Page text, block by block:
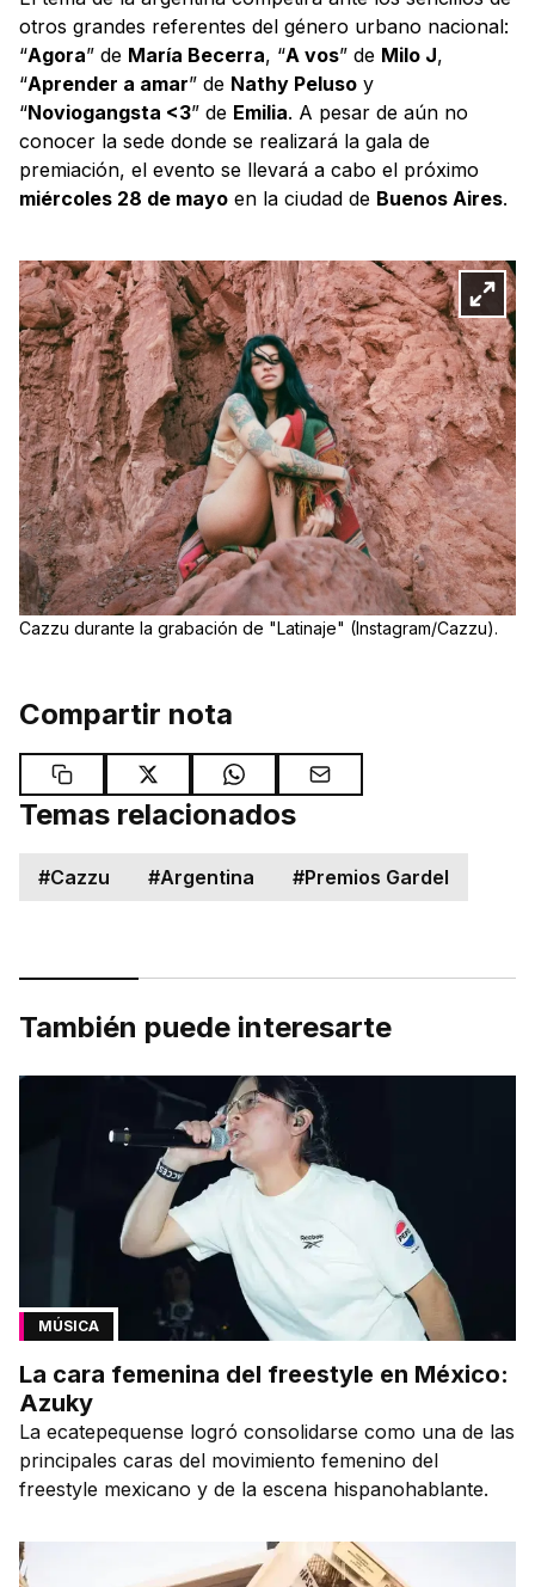
otros grandes referentes del género urbano nacional:
“Agora” de María Becerra, “A vos” de Milo J,
“Aprender a amar” de Nathy Peluso y
“Noviogangsta <3” de Emilia. A pesar de aún no
conocer la sede donde se realizará la gala de
premiación, el evento se llevará a cabo el próximo
miércoles 28 de mayo en la ciudad de Buenos Aires.
Cazzu durante la grabación de "Latinaje" (Instagram/Cazzu).
Compartir nota
Temas relacionados
#Cazzu #Argentina #Premios Gardel
También puede interesarte
MÚSICA
La cara femenina del freestyle en México:
Azuky
La ecatepequense logró consolidarse como una de las
principales caras del movimiento femenino del
freestyle mexicano y de la escena hispanohablante.